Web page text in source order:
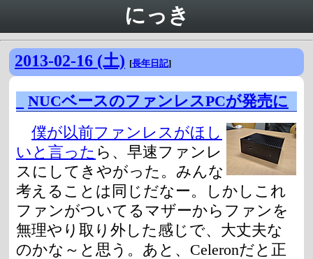
にっき
2013-02-16 (土) [長年日記]
NUCベースのファンレスPCが発売に
僕が以前ファンレスがほし
いと言った ら、早速ファンレ
スにしてきやがった。みんな
考えることは同じだなー。しかしこれ
ファンがついてるマザーからファンを
無理やり取り外した感じで、大丈夫な
のかな～と思う。あと、Celeronだと正